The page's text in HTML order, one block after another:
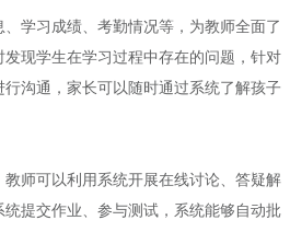
学习成绩、考勤情况等，为教师全面了
现学生在学习过程中存在的问题，针对
沟通，家长可以随时通过系统了解孩子
师可以利用系统开展在线讨论、答疑解
提交作业、参与测试，系统能够自动批